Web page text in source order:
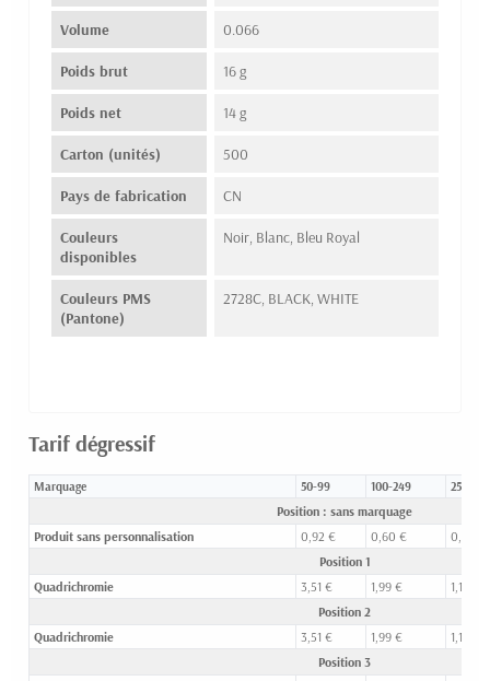
Volume 0.066
Poids brut 16 g
Poids net 14 g
Carton (unités) 500
Pays de fabrication CN
Couleurs
disponibles
Noir, Blanc, Bleu Royal
Couleurs PMS
(Pantone)
2728C, BLACK, WHITE
Tarif dégressif
Marquage 50-99 100-249 250-
Position : sans marquage
Produit sans personnalisation
0,92 € 0,60 €
0,41 €
Position 1
Quadrichromie
3,51 € 1,99 €
1,17 €
Position 2
Quadrichromie
3,51 € 1,99 €
1,17 €
Position 3